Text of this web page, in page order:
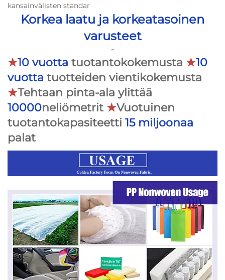
kansainvälisten standar
Korkea laatu ja korkeatasoinen
varusteet
-
★10 vuotta tuotantokokemusta ★10
vuotta tuotteiden vientikokemusta
★Tehtaan pinta-ala ylittää
10000neliömetrit ★Vuotuinen
tuotantokapasiteetti 15 miljoonaa
palat